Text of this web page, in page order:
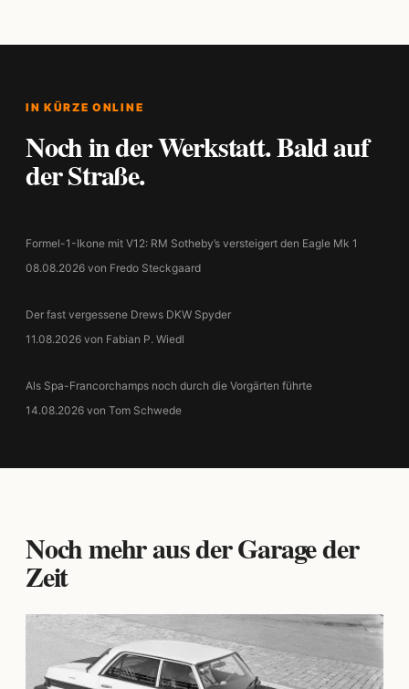
IN KÜRZE ONLINE
Noch in der Werkstatt. Bald auf
der Straße.
Formel-1-Ikone mit V12: RM Sotheby’s versteigert den Eagle Mk 1
08.08.2026 von Fredo Steckgaard
Der fast vergessene Drews DKW Spyder
11.08.2026 von Fabian P. Wiedl
Als Spa-Francorchamps noch durch die Vorgärten führte
14.08.2026 von Tom Schwede
Noch mehr aus der Garage der
Zeit